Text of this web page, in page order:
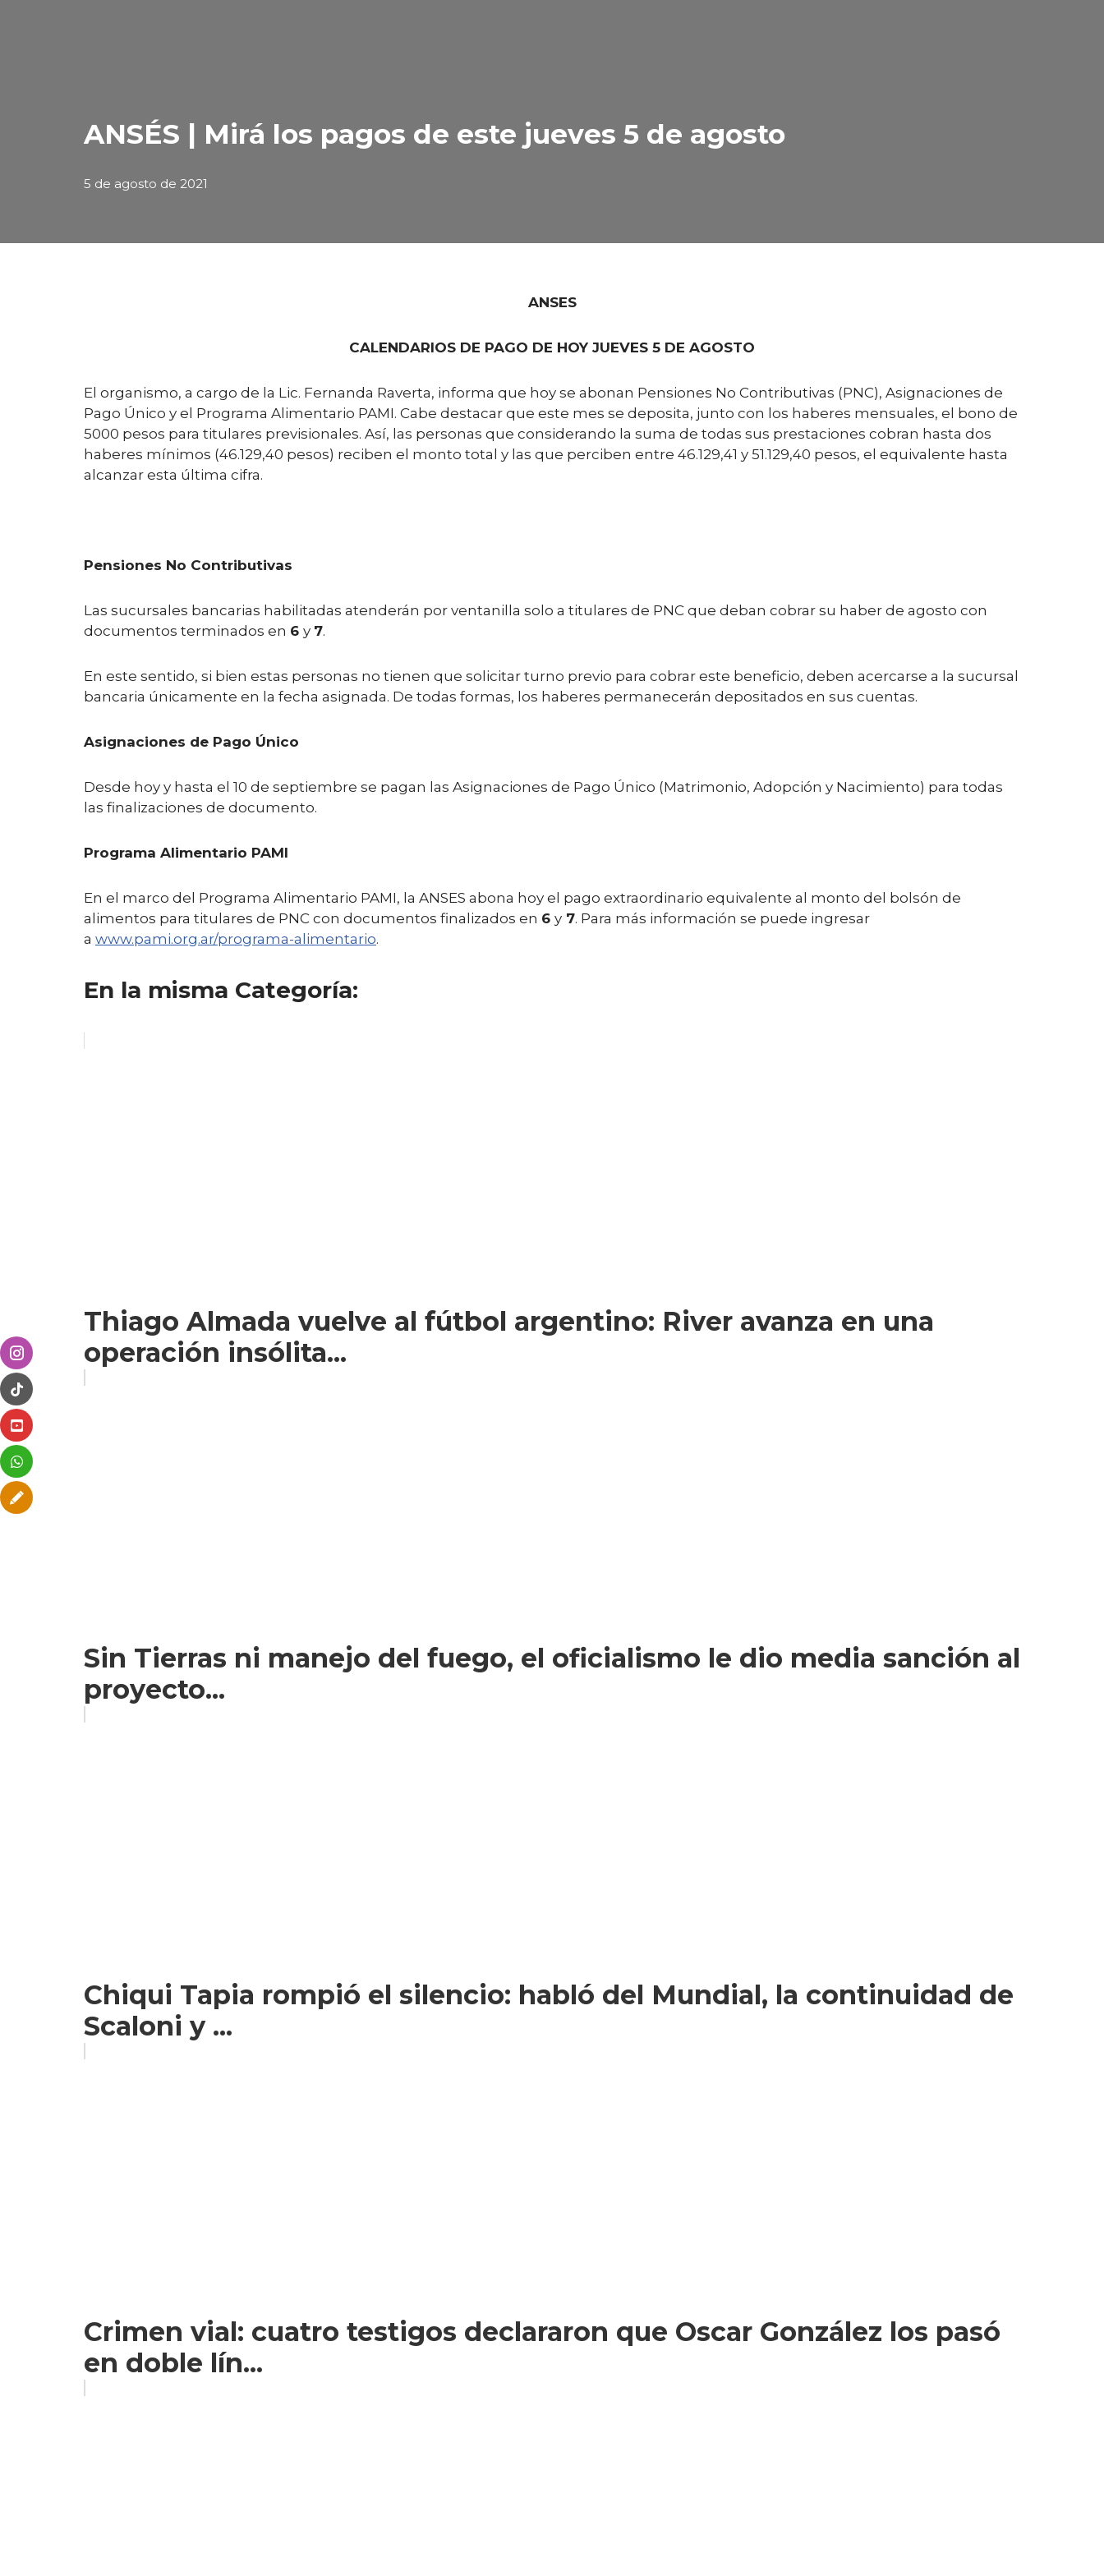
ANSÉS | Mirá los pagos de este jueves 5 de agosto
5 de agosto de 2021
ANSES
CALENDARIOS DE PAGO DE HOY JUEVES 5 DE AGOSTO
El organismo, a cargo de la Lic. Fernanda Raverta, informa que hoy se abonan Pensiones No Contributivas (PNC), Asignaciones de
Pago Único y el Programa Alimentario PAMI. Cabe destacar que este mes se deposita, junto con los haberes mensuales, el bono de
5000 pesos para titulares previsionales. Así, las personas que considerando la suma de todas sus prestaciones cobran hasta dos
haberes mínimos (46.129,40 pesos) reciben el monto total y las que perciben entre 46.129,41 y 51.129,40 pesos, el equivalente hasta
alcanzar esta última cifra.
Pensiones No Contributivas
Las sucursales bancarias habilitadas atenderán por ventanilla solo a titulares de PNC que deban cobrar su haber de agosto con
documentos terminados en 6 y 7.
En este sentido, si bien estas personas no tienen que solicitar turno previo para cobrar este beneficio, deben acercarse a la sucursal
bancaria únicamente en la fecha asignada. De todas formas, los haberes permanecerán depositados en sus cuentas.
Asignaciones de Pago Único
Desde hoy y hasta el 10 de septiembre se pagan las Asignaciones de Pago Único (Matrimonio, Adopción y Nacimiento) para todas
las finalizaciones de documento.
Programa Alimentario PAMI
En el marco del Programa Alimentario PAMI, la ANSES abona hoy el pago extraordinario equivalente al monto del bolsón de
alimentos para titulares de PNC con documentos finalizados en 6 y 7. Para más información se puede ingresar
a www.pami.org.ar/programa-alimentario.
En la misma Categoría:
Thiago Almada vuelve al fútbol argentino: River avanza en una
operación insólita...
Sin Tierras ni manejo del fuego, el oficialismo le dio media sanción al
proyecto...
Chiqui Tapia rompió el silencio: habló del Mundial, la continuidad de
Scaloni y ...
Crimen vial: cuatro testigos declararon que Oscar González los pasó
en doble lín...